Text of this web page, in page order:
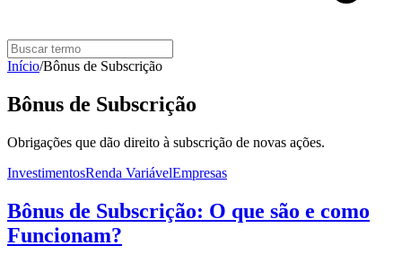
Início/Bônus de Subscrição
Bônus de Subscrição
Obrigações que dão direito à subscrição de novas ações.
InvestimentosRenda VariávelEmpresas
Bônus de Subscrição: O que são e como
Funcionam?